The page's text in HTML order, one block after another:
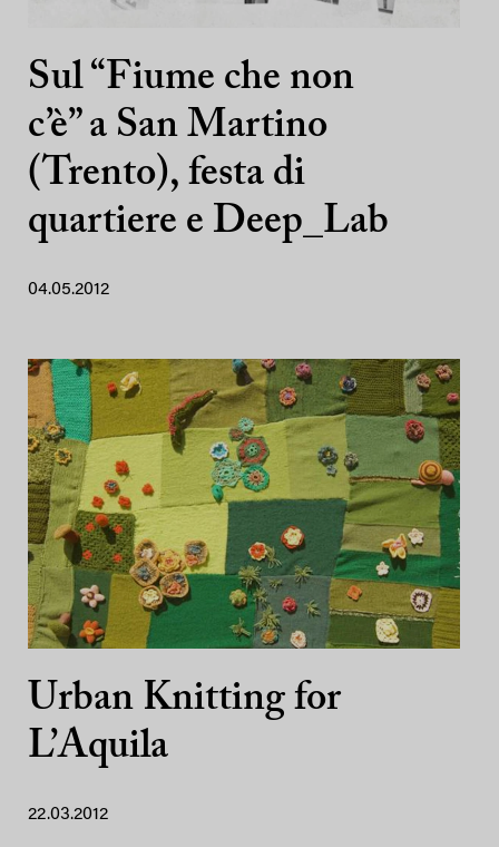
Sul “Fiume che non
c’è” a San Martino
(Trento), festa di
quartiere e Deep_Lab
04.05.2012
Urban Knitting for
L’Aquila
22.03.2012